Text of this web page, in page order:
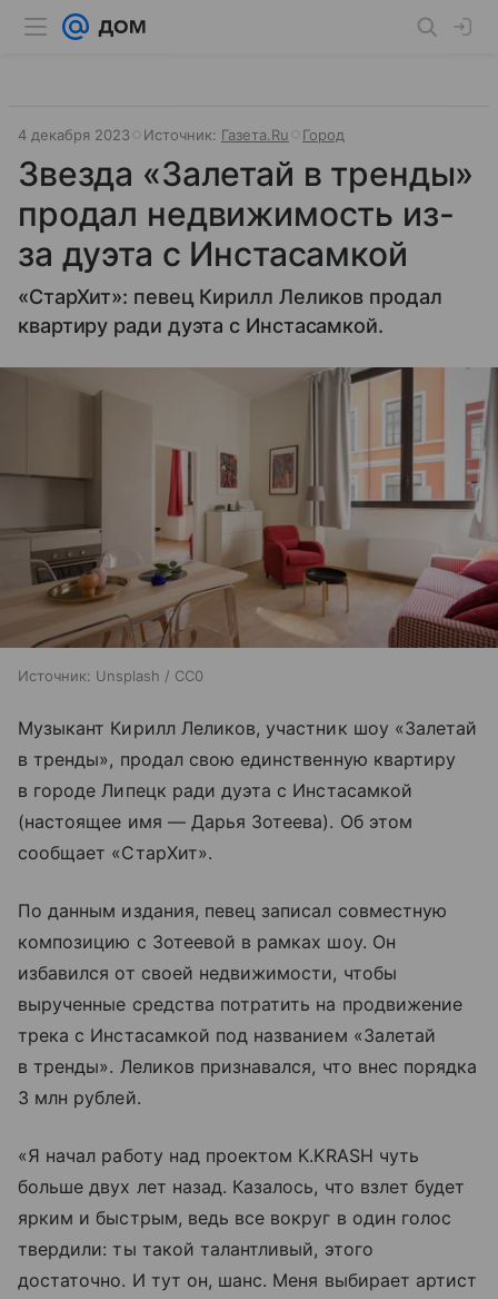
4 декабря 2023 Источник: Газета.Ru Город
Звезда «Залетай в тренды»
продал недвижимость из-
за дуэта с Инстасамкой
«СтарХит»: певец Кирилл Леликов продал
квартиру ради дуэта с Инстасамкой.
Источник: Unsplash / CC0
Музыкант Кирилл Леликов, участник шоу «Залетай
в тренды», продал свою единственную квартиру
в городе Липецк ради дуэта с Инстасамкой
(настоящее имя — Дарья Зотеева). Об этом
сообщает «СтарХит».
По данным издания, певец записал совместную
композицию с Зотеевой в рамках шоу. Он
избавился от своей недвижимости, чтобы
вырученные средства потратить на продвижение
трека с Инстасамкой под названием «Залетай
в тренды». Леликов признавался, что внес порядка
3 млн рублей.
«Я начал работу над проектом K.KRASH чуть
больше двух лет назад. Казалось, что взлет будет
ярким и быстрым, ведь все вокруг в один голос
твердили: ты такой талантливый, этого
достаточно. И тут он, шанс. Меня выбирает артист